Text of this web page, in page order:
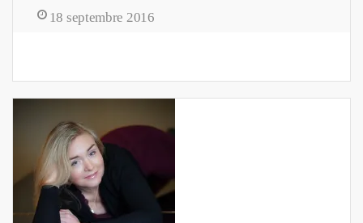
18 septembre 2016